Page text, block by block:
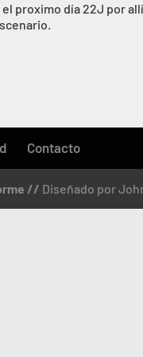
proximo día 22J por
Contacto
// Diseñado por